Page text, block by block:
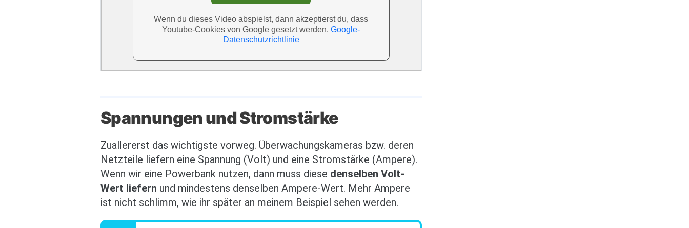
Wenn du dieses Video abspielst, dann akzeptierst du, dass
Youtube-Cookies von Google gesetzt werden.Google-
Datenschutzrichtlinie
Spannungen und Stromstärke
Zuallererst das wichtigste vorweg. Überwachungskameras bzw. deren
Netzteile liefern eine Spannung (Volt) und eine Stromstärke (Ampere).
Wenn wir eine Powerbank nutzen, dann muss diese denselben Volt-
Wert liefern und mindestens denselben Ampere-Wert. Mehr Ampere
ist nicht schlimm, wie ihr später an meinem Beispiel sehen werden.